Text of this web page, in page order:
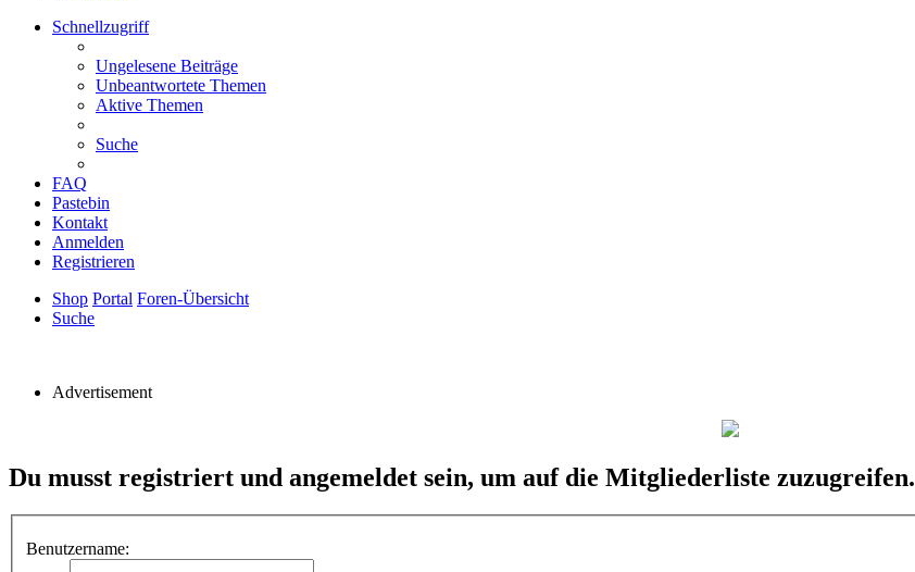
Schnellzugriff
Ungelesene Beiträge
Unbeantwortete Themen
Aktive Themen
Suche
FAQ
Pastebin
Kontakt
Anmelden
Registrieren
Shop Portal Foren-Übersicht
Suche
Advertisement
Du musst registriert und angemeldet sein, um auf die Mitgliederliste zuzugreifen.
Benutzername: